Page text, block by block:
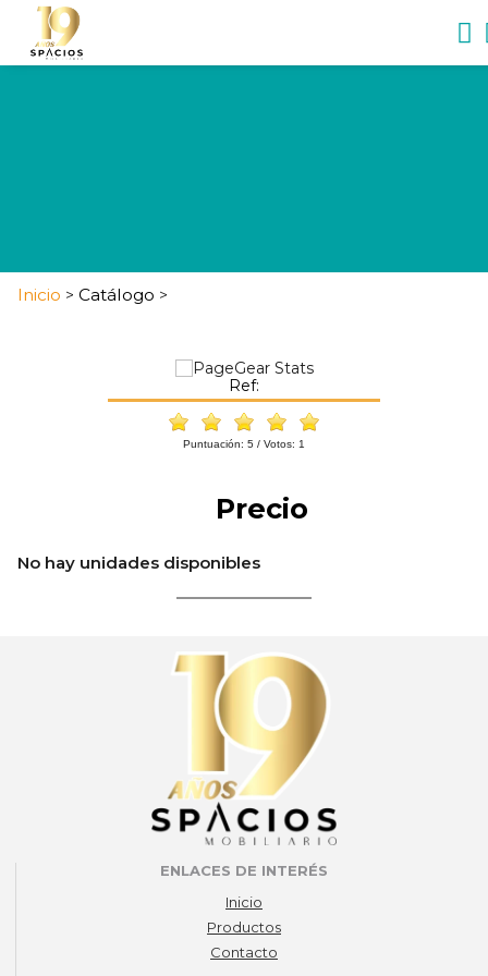
Inicio > Catálogo >
Ref:
Puntuación: 5 / Votos: 1
Precio
No hay unidades disponibles
ENLACES DE INTERÉS
Inicio
Productos
Contacto